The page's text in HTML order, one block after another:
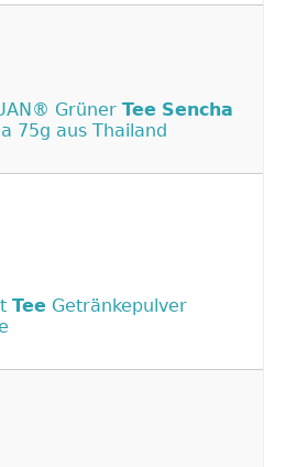
Grüner Tee Sencha
75g aus Thailand
Tee Getränkepulver